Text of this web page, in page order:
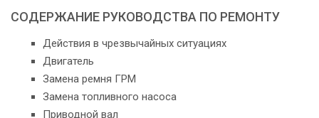
СОДЕРЖАНИЕ РУКОВОДСТВА ПО РЕМОНТУ
Действия в чрезвычайных ситуациях
Двигатель
Замена ремня ГРМ
Замена топливного насоса
Приводной вал